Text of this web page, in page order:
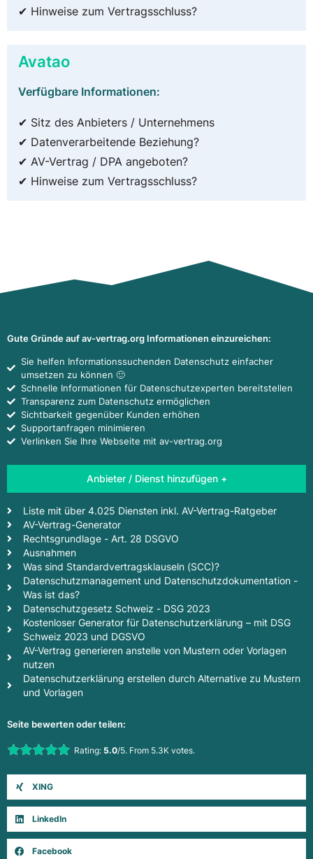
✔ Hinweise zum Vertragsschluss?
Avatao
Verfügbare Informationen:
✔ Sitz des Anbieters / Unternehmens
✔ Datenverarbeitende Beziehung?
✔ AV-Vertrag / DPA angeboten?
✔ Hinweise zum Vertragsschluss?
Gute Gründe auf av-vertrag.org Informationen einzureichen:
Sie helfen Informationssuchenden Datenschutz einfacher
umsetzen zu können 🙂
Schnelle Informationen für Datenschutzexperten bereitstellen
Transparenz zum Datenschutz ermöglichen
Sichtbarkeit gegenüber Kunden erhöhen
Supportanfragen minimieren
Verlinken Sie Ihre Webseite mit av-vertrag.org
Anbieter / Dienst hinzufügen +
Liste mit über 4.025 Diensten inkl. AV-Vertrag-Ratgeber
AV-Vertrag-Generator
Rechtsgrundlage - Art. 28 DSGVO
Ausnahmen
Was sind Standardvertragsklauseln (SCC)?
Datenschutzmanagement und Datenschutzdokumentation -
Was ist das?
Datenschutzgesetz Schweiz - DSG 2023
Kostenloser Generator für Datenschutzerklärung – mit DSG
Schweiz 2023 und DGSVO
AV-Vertrag generieren anstelle von Mustern oder Vorlagen
nutzen
Datenschutzerklärung erstellen durch Alternative zu Mustern
und Vorlagen
Seite bewerten oder teilen:
Rate this item:Rating: 5.0/5. From 5.3K votes.
XING
LinkedIn
Facebook